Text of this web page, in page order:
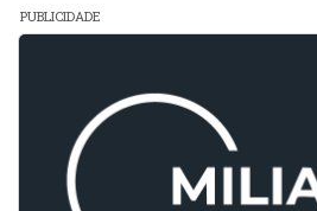
PUBLICIDADE